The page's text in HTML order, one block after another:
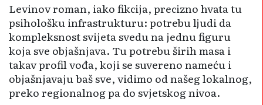
Levinov roman, iako fikcija, precizno hvata tu
psihološku infrastrukturu: potrebu ljudi da
kompleksnost svijeta svedu na jednu figuru
koja sve objašnjava. Tu potrebu širih masa i
takav profil vođa, koji se suvereno nameću i
objašnjavaju baš sve, vidimo od našeg lokalnog,
preko regionalnog pa do svjetskog nivoa.